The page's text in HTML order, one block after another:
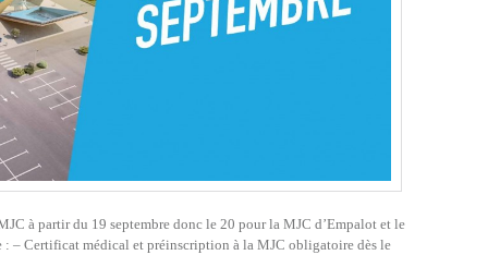
à partir du 19 septembre donc le 20 pour la MJC d’Empalot et le
: – Certificat médical et préinscription à la MJC obligatoire dès le